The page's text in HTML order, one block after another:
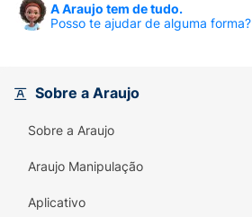
A Araujo tem de tudo.
Posso te ajudar de alguma forma?
Sobre a Araujo
Sobre a Araujo
Araujo Manipulação
Aplicativo